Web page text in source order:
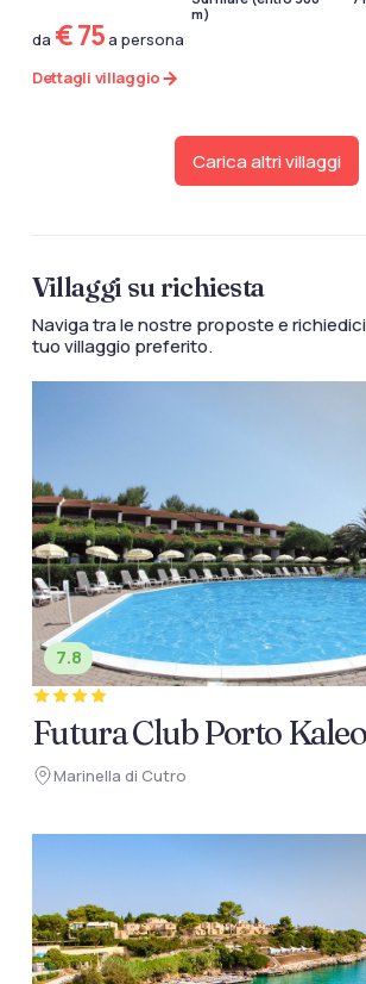
m)
da € 75a persona
Dettagli villaggio
Carica altri villaggi
Villaggi su richiesta
Naviga tra le nostre proposte e
tuo villaggio preferito.
7.8
Futura Club Porto Kaleo
Marinella di Cutro